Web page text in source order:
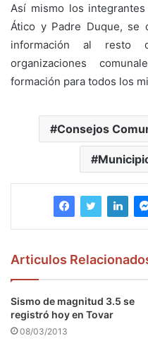
Así mismo los
Ático y Padre Duque, se
información al resto
organizaciones
formación para todos los
Consejos
Articulos
Sismo de magnitud 3.5 se
registró hoy en Tovar
08/03/2013